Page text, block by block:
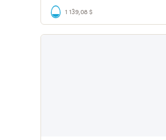
1 139,08 $